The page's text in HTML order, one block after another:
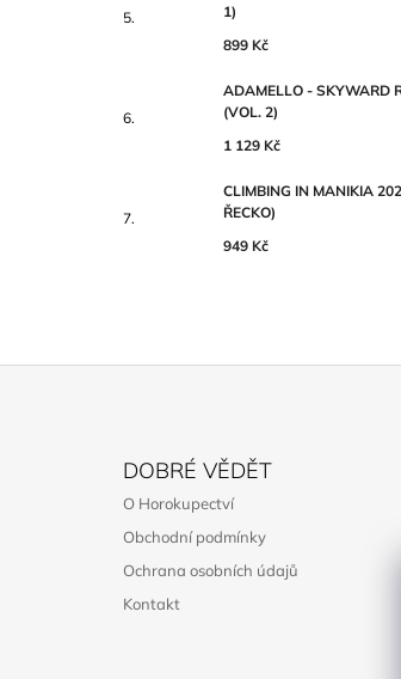
1)
899 Kč
ADAMELLO - SKYWARD
(VOL. 2)
1 129 Kč
CLIMBING IN MANIKIA
ŘECKO)
949 Kč
DOBRÉ VĚDĚT
O Horokupectví
Obchodní podmínky
Ochrana osobních údajů
Kontakt